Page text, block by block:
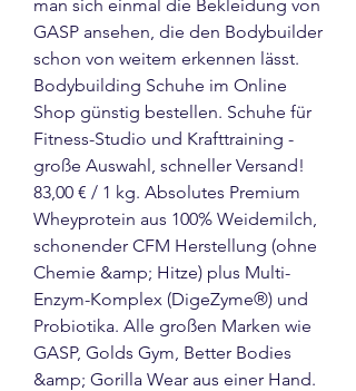
man sich einmal die Bekleidung von
GASP ansehen, die den Bodybuilder
schon von weitem erkennen lässt.
Bodybuilding Schuhe im Online
Shop günstig bestellen. Schuhe für
Fitness-Studio und Krafttraining -
große Auswahl, schneller Versand!
83,00 € / 1 kg. Absolutes Premium
Wheyprotein aus 100% Weidemilch,
schonender CFM Herstellung (ohne
Chemie &amp; Hitze) plus Multi-
Enzym-Komplex (DigeZyme®) und
Probiotika. Alle großen Marken wie
GASP, Golds Gym, Better Bodies
&amp; Gorilla Wear aus einer Hand.